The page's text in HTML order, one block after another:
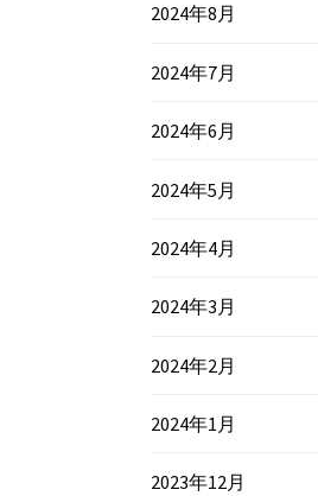
2024年8月
2024年7月
2024年6月
2024年5月
2024年4月
2024年3月
2024年2月
2024年1月
2023年12月